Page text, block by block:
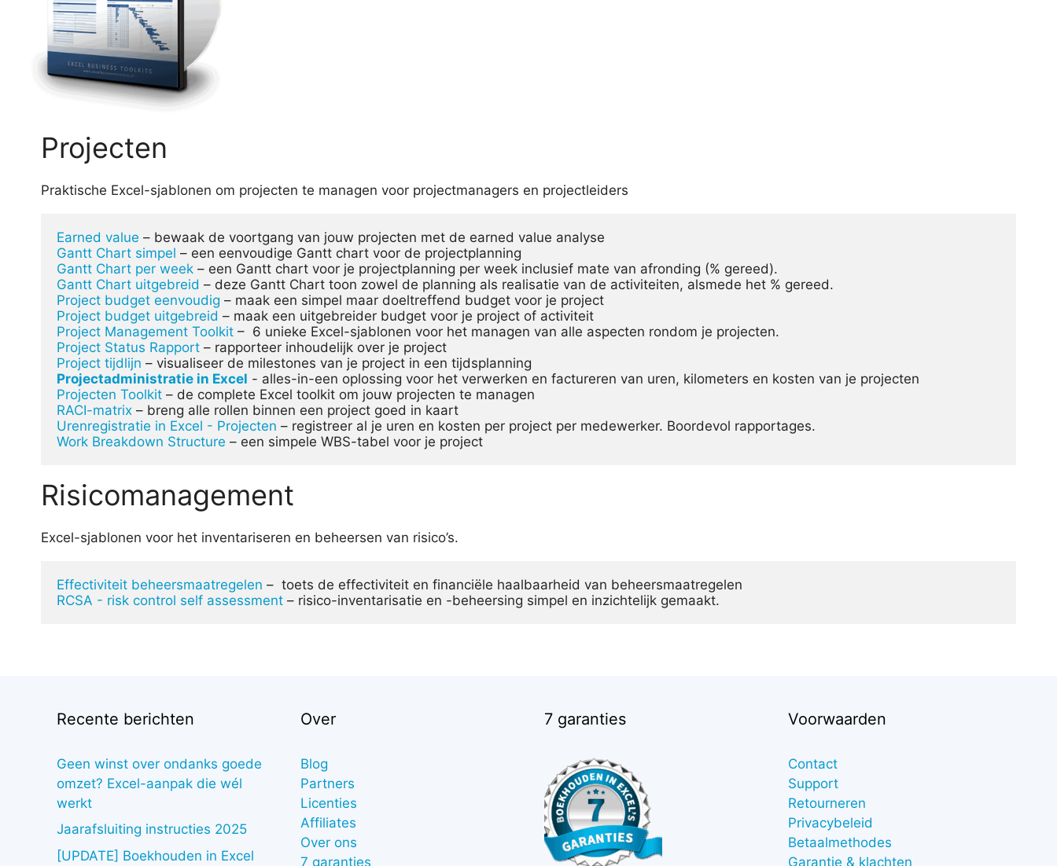
Projecten
Praktische Excel-sjablonen om projecten te managen voor projectmanagers en projectleiders
Earned value
Gantt Chart simpel
Gantt Chart per week
Gantt Chart uitgebreid
Project budget eenvoudig
Project budget uitgebreid
Project Management Toolkit
Project Status Rapport
Project tijdlijn
Projectadministratie in Excel
Projecten Toolkit
RACI-matrix
Urenregistratie in Excel - Projecten
Work Breakdown Structure – een simpele WBS-tabel voor je project
Risicomanagement
Excel-sjablonen voor het inventariseren en beheersen van risico’s.
Effectiviteit beheersmaatregelen
RCSA - risk control self assessment – risico-inventarisatie en -beheersing simpel en inzichtelijk gemaakt.
Recente berichten
Geen winst over ondanks goede
omzet? Excel-aanpak die wél
werkt
Jaarafsluiting instructies 2025
[UPDATE] Boekhouden in Excel
Over
Blog
Partners
Licenties
Affiliates
Over ons
7 garanties
7 garanties Voorwaarden
Contact
Support
Retourneren
Privacybeleid
Betaalmethodes
Garantie & klachten